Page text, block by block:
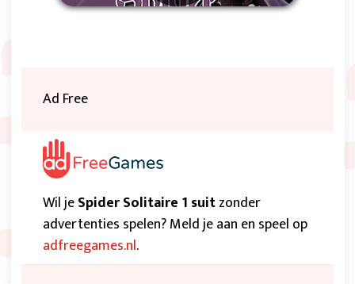
Ad Free
Wil jeSpider Solitaire 1 suitzonder
advertenties spelen? Meld je aan en speel op
adfreegames.nl.